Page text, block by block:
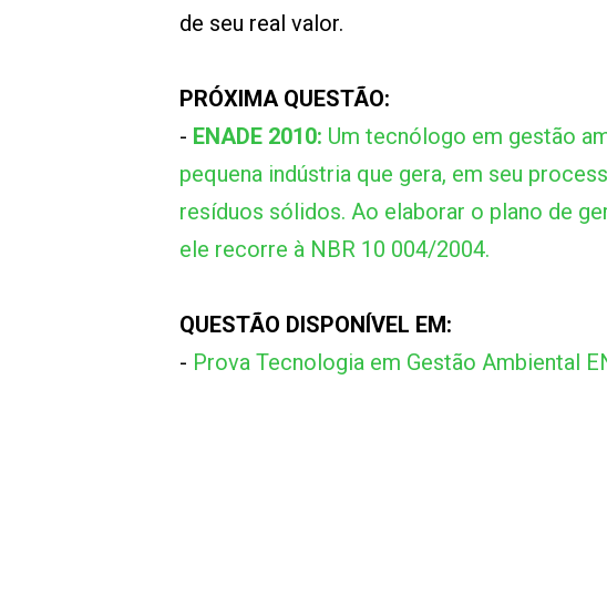
de seu real valor.
PRÓXIMA QUESTÃO:
- ENADE 2010: Um tecnólogo em gestão
pequena indústria que gera, em seu
resíduos sólidos. Ao elaborar o plano de
ele recorre à NBR 10 004/2004.
QUESTÃO DISPONÍVEL EM:
- Prova Tecnologia em Gestão Ambiental